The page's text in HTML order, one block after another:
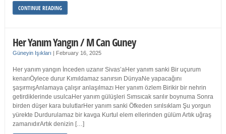
CONTINUE READING
Her Yanım Yangın / M Can Guney
Güneyin Işıkları | February 16, 2025
Her yanım yangın İnceden uzanır Sivas’aHer yanım sanki Bir uçurum
kenarıÖylece durur Kımıldamaz sanırsın DünyaNe yapacağını
şaşırmışAnlamaya çalışır anlaşılmazı Her yanım özlem Birikir bir nehrin
getirdiklerinde usulcaHer yanım gülüşleri Sımsıcak sarılır boynuma Sonra
birden düşer kara bulutlarHer yanım sanki Öfkeden sırılsıklam Şu yorgun
yürekte Durdurulamaz bir kavga Kurtul elem ellerinden gülüm Artık uğraş
zamanıdırArtık denizin […]